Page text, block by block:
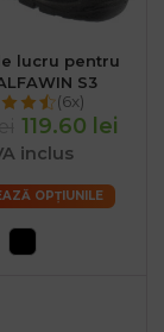
lucru pentru
S3
(6x)
119.60 lei
inclus
OPȚIUNILE